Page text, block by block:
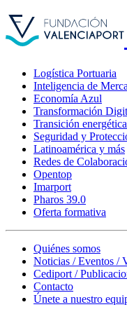
Logística Portuaria
Inteligencia de
Economía Azul
Transformación
Transición
Seguridad y
Latinoamérica y más
Redes de
Opentop
Imarport
Pharos 39.0
Oferta formativa
Quiénes somos
Noticias / Eventos /
Cediport /
Contacto
Únete a nuestro